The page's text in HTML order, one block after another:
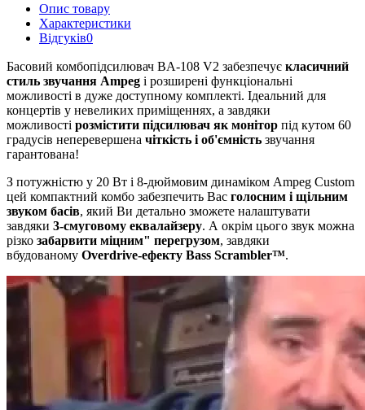
Опис товару
Характеристики
Відгуків0
Басовий комбопідсилювач BA-108 V2 забезпечує класичний
стиль звучання Ampeg і розширені функціональні
можливості в дуже доступному комплекті. Ідеальний для
концертів у невеликих приміщеннях, а завдяки
можливості розмістити підсилювач як монітор під кутом 60
градусів неперевершена чіткість і об'ємність звучання
гарантована!
З потужністю у 20 Вт і 8-дюймовим динаміком Ampeg Custom
цей компактний комбо забезпечить Вас голосним і щільним
звуком басів, який Ви детально зможете налаштувати
завдяки 3-смуговому еквалайзеру. А окрім цього звук можна
різко забарвити міцним" перегрузом, завдяки
вбудованому Overdrive-ефекту Bass Scrambler™.